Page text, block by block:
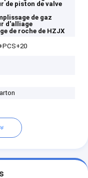
de piston de valve
de gaz
d'alliage
de roche de HZJX